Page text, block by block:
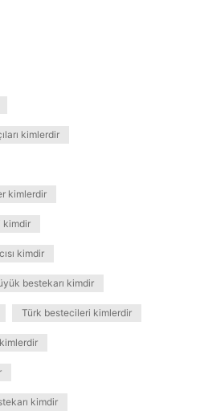
kimlerdir
kimlerdir
kimdir
kimdir
bestekarı kimdir
Türk bestecileri kimlerdir
kimdir